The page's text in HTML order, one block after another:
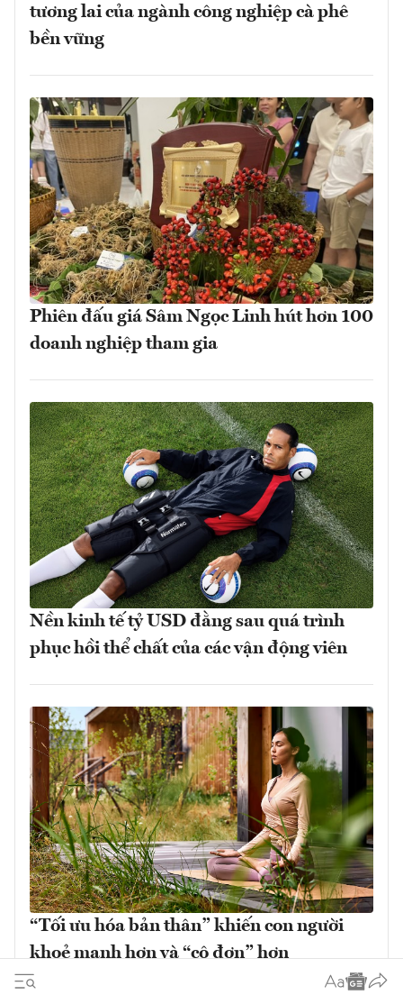
tương lai của ngành công nghiệp cà phê
bền vững
Phiên đấu giá Sâm Ngọc Linh hút hơn 100
doanh nghiệp tham gia
Nền kinh tế tỷ USD đằng sau quá trình
phục hồi thể chất của các vận động viên
“Tối ưu hóa bản thân” khiến con người
khoẻ mạnh hơn và “cô đơn” hơn